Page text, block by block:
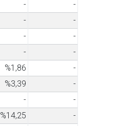
-
-
-
-
-
-
-
-
%1,86
-
%3,39
-
-
-
%14,25
-